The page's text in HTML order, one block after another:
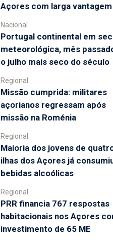
Açores com larga vantagem
Nacional
Portugal continental em
meteorológica, mês
o julho mais seco do século
Regional
Missão cumprida: militares
açorianos regressam após
missão na Roménia
Regional
Maioria dos jovens de
ilhas dos Açores já
bebidas alcoólicas
Regional
PRR financia 767 respostas
habitacionais nos Açores
investimento de 65 ME